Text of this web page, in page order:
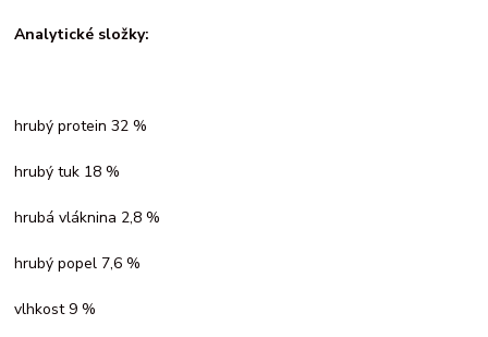
Analytické složky:
hrubý protein 32 %
hrubý tuk 18 %
hrubá vláknina 2,8 %
hrubý popel 7,6 %
vlhkost 9 %